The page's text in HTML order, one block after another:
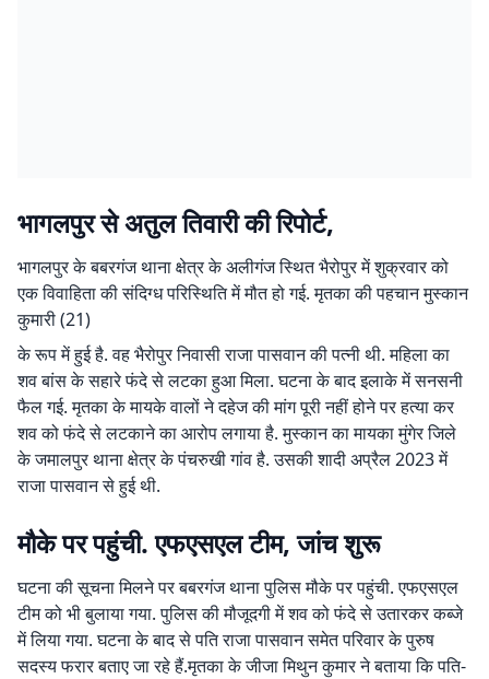
भागलपुर से अतुल तिवारी की रिपोर्ट,
भागलपुर के बबरगंज थाना क्षेत्र के अलीगंज स्थित भैरोपुर में शुक्रवार को
एक विवाहिता की संदिग्ध परिस्थिति में मौत हो गई. मृतका की पहचान मुस्कान
कुमारी (21)
के रूप में हुई है. वह भैरोपुर निवासी राजा पासवान की पत्नी थी. महिला का
शव बांस के सहारे फंदे से लटका हुआ मिला. घटना के बाद इलाके में सनसनी
फैल गई. मृतका के मायके वालों ने दहेज की मांग पूरी नहीं होने पर हत्या कर
शव को फंदे से लटकाने का आरोप लगाया है. मुस्कान का मायका मुंगेर जिले
के जमालपुर थाना क्षेत्र के पंचरुखी गांव है. उसकी शादी अप्रैल 2023 में
राजा पासवान से हुई थी.
मौके पर पहुंची. एफएसएल टीम, जांच शुरू
घटना की सूचना मिलने पर बबरगंज थाना पुलिस मौके पर पहुंची. एफएसएल
टीम को भी बुलाया गया. पुलिस की मौजूदगी में शव को फंदे से उतारकर कब्जे
में लिया गया. घटना के बाद से पति राजा पासवान समेत परिवार के पुरुष
सदस्य फरार बताए जा रहे हैं.मृतका के जीजा मिथुन कुमार ने बताया कि पति-